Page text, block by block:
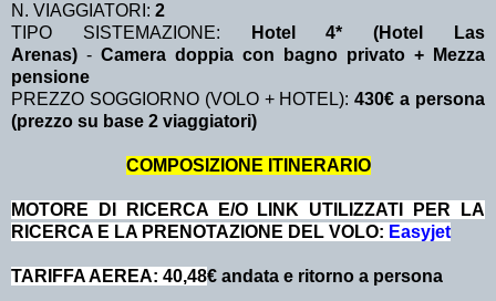
N. VIAGGIATORI: 2
TIPO SISTEMAZIONE:
Hotel 4* (Hotel Las
Arenas) - Camera doppia con bagno privato + Mezza
pensione
PREZZO SOGGIORNO (VOLO + HOTEL):430€ a persona
(prezzo su base 2 viaggiatori)
COMPOSIZIONE ITINERARIO
MOTORE DI RICERCA E/O LINK UTILIZZATI PER LA
RICERCA E LA PRENOTAZIONE DEL VOLO: Easyjet
TARIFFA AEREA: 40,48€ andata e ritorno a persona